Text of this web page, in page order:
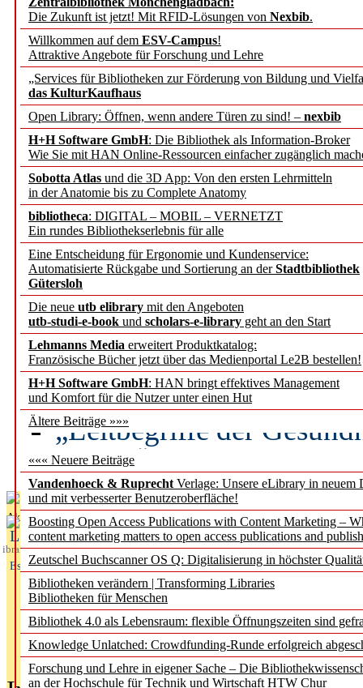
Die Zukunft ist jetzt! Mit RFID-Lösungen von Nexbib.
Willkommen auf dem ESV-Campus!
Attraktive Angebote für Forschung und Lehre
„Services für Bibliotheken zur Förderung von Bildung und
das KulturKaufhaus
Open Library: Öffnen, wenn andere Türen zu sind! – nexbib
H+H Software GmbH: Die Bibliothek als Information-Broker
Wie Sie mit HAN Online-Ressourcen einfacher zugänglich
Sobotta Atlas und die 3D App: Von den ersten Lehrmitteln
in der Anatomie bis zu Complete Anatomy
bibliotheca: DIGITAL – MOBIL – VERNETZT
Ein rundes Bibliothekserlebnis für alle
Eine Entscheidung für Ergonomie und Kundenservice:
Automatisierte Rückgabe und Sortierung an derStadtbibliothek
Gütersloh
Die neue utb elibrary mit den Angeboten
utb-studi-e-book und scholars-e-library geht an den Start
Lehmanns Media erweitert Produktkatalog:
Französische Bücher jetzt über das Medienportal Le2B bestellen!
H+H Software GmbH: HAN bringt effektives Management
und Komfort für die Nutzer unter einen Hut
Ältere Beiträge »»»
««« Neuere Beiträge
Vandenhoeck & Ruprecht Verlage: Unsere eLibrary in neuem
und mit verbesserter Benutzeroberfläche!
Boosting Open Access Publications with Content Marketing –
content marketing matters to open access publications and
Zeutschel Buchscanner OS Q: Digitalisierung in höchster
Bibliotheken verändern | Transforming Libraries
Bibliotheken für Menschen
Bibliothek 4.0 als Lebensraum: flexible Öffnungszeiten sind
Knowledge Unlatched: Crowdfunding-Runde erfolgreich
Forschung und Lehre in eigener Sache – Die
an der Hochschule für Technik und Wirtschaft HTW Chur
konstruktiv!
Mohr Siebeck
und die Zeitschrift für
Francke Attempto
EBSCO Information
Recherchefunktionen in
Sorbisches Institut neu
Geschichte und
Künstliche Intelligenz
besser zu verstehen
„Leitbegriffe der
des BIÖG erscheinen
Aktuelles aus
L
ibrary
Essentials